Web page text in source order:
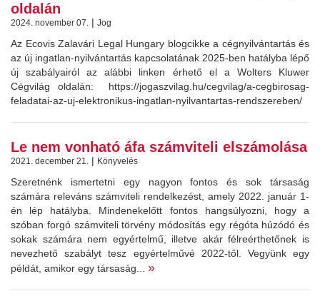
oldalán
2024. november 07. | Jog
Az Ecovis Zalavári Legal Hungary blogcikke a cégnyilvántartás és
az új ingatlan-nyilvántartás kapcsolatának 2025-ben hatályba lépő
új szabályairól az alábbi linken érhető el a Wolters Kluwer
Cégvilág oldalán: https://jogaszvilag.hu/cegvilag/a-cegbirosag-
feladatai-az-uj-elektronikus-ingatlan-nyilvantartas-rendszereben/
Le nem vonható áfa számviteli elszámolása
2021. december 21. | Könyvelés
Szeretnénk ismertetni egy nagyon fontos és sok társaság
számára releváns számviteli rendelkezést, amely 2022. január 1-
én lép hatályba. Mindenekelőtt fontos hangsúlyozni, hogy a
szóban forgó számviteli törvény módosítás egy régóta húzódó és
sokak számára nem egyértelmű, illetve akár félreérthetőnek is
nevezhető szabályt tesz egyértelművé 2022-től. Vegyünk egy
példát, amikor egy társaság... »